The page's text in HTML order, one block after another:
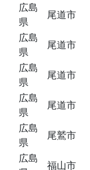
広島
県
尾道市
広島
県
尾道市
広島
県
尾道市
広島
県
尾道市
広島
県
尾鷲市
広島
福山市